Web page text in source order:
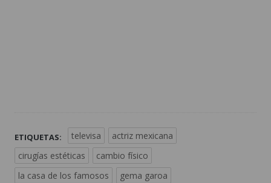
ETIQUETAS: televisa
actriz mexicana
cirugías estéticas
cambio físico
la casa de los famosos
gema garoa